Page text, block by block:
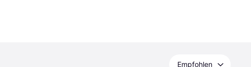
Empfohlen